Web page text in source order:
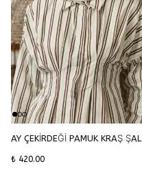
AY ÇEKİRDEĞİ PAMUK KRAŞ ŞAL
₺ 420.00